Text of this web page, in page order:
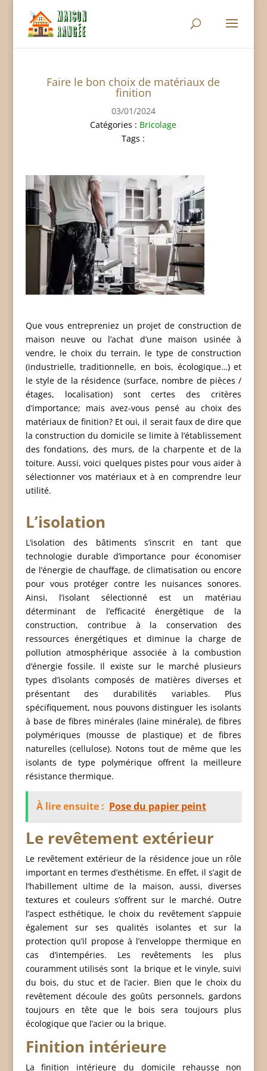
Faire le bon choix de matériaux de
finition
03/01/2024
Catégories : Bricolage
Tags :
Que vous entrepreniez un projet de construction de
maison neuve ou l’achat d’une maison usinée à
vendre, le choix du terrain, le type de construction
(industrielle, traditionnelle, en bois, écologique…) et
le style de la résidence (surface, nombre de pièces /
étages, localisation) sont certes des critères
d’importance; mais avez-vous pensé au choix des
matériaux de finition? Et oui, il serait faux de dire que
la construction du domicile se limite à l’établissement
des fondations, des murs, de la charpente et de la
toiture. Aussi, voici quelques pistes pour vous aider à
sélectionner vos matériaux et à en comprendre leur
utilité.
L’isolation
L’isolation des bâtiments s’inscrit en tant que
technologie durable d’importance pour économiser
de l’énergie de chauffage, de climatisation ou encore
pour vous protéger contre les nuisances sonores.
Ainsi, l’isolant sélectionné est un matériau
déterminant de l’efficacité énergétique de la
construction, contribue à la conservation des
ressources énergétiques et diminue la charge de
pollution atmosphérique associée à la combustion
d’énergie fossile. Il existe sur le marché plusieurs
types d’isolants composés de matières diverses et
présentant des durabilités variables. Plus
spécifiquement, nous pouvons distinguer les isolants
à base de fibres minérales (laine minérale), de fibres
polymériques (mousse de plastique) et de fibres
naturelles (cellulose). Notons tout de même que les
isolants de type polymérique offrent la meilleure
résistance thermique.
À lire ensuite : Pose du papier peint
Le revêtement extérieur
Le revêtement extérieur de la résidence joue un rôle
important en termes d’esthétisme. En effet, il s’agit de
l’habillement ultime de la maison, aussi, diverses
textures et couleurs s’offrent sur le marché. Outre
l’aspect esthétique, le choix du revêtement s’appuie
également sur ses qualités isolantes et sur la
protection qu’il propose à l’enveloppe thermique en
cas d’intempéries. Les revêtements les plus
couramment utilisés sont la brique et le vinyle, suivi
du bois, du stuc et de l’acier. Bien que le choix du
revêtement découle des goûts personnels, gardons
toujours en tête que le bois sera toujours plus
écologique que l’acier ou la brique.
Finition intérieure
La finition intérieure du domicile rehausse non